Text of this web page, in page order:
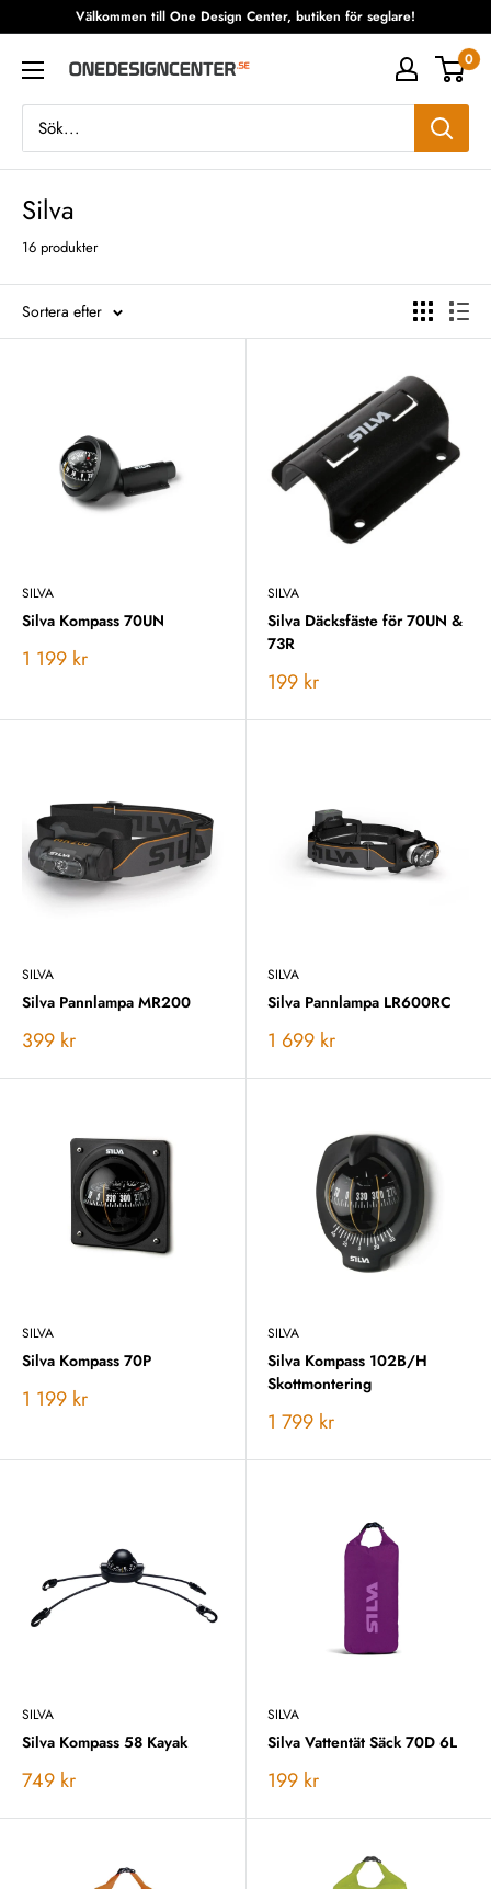
innehåll
Välkommen till One Design Center, butiken för seglare!
One
Center
0
Silva
16 produkter
Sortera efter
SILVA
Silva Kompass 70UN
Vårt
1 199 kr
SILVA
Silva Däcksfäste för 70UN &
73R
Vårt
199 kr
SILVA
Silva Pannlampa MR200
Vårt
399 kr
SILVA
Silva Pannlampa LR600RC
Vårt
1 699 kr
SILVA
Silva Kompass 70P
Vårt
1 199 kr
SILVA
Silva Kompass 102B/H
Skottmontering
Vårt
1 799 kr
SILVA
Silva Kompass 58 Kayak
Vårt
749 kr
SILVA
Silva Vattentät Säck 70D 6L
Vårt
199 kr